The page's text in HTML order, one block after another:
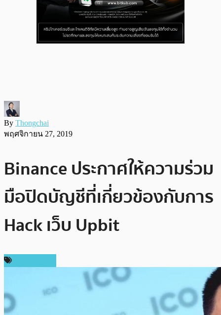
By Thongchai
พฤศจิกายน 27, 2019
Binance ประกาศให้ความร่วม
มือปิดบัญชีที่เกี่ยวข้องกับการ
Hack เว็บ Upbit